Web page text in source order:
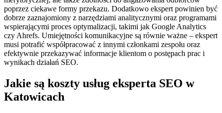
poprzez ciekawe formy przekazu. Dodatkowo ekspert powinien być
dobrze zaznajomiony z narzędziami analitycznymi oraz programami
wspierającymi proces optymalizacji, takimi jak Google Analytics
czy Ahrefs. Umiejętności komunikacyjne są równie ważne – ekspert
musi potrafić współpracować z innymi członkami zespołu oraz
efektywnie przekazywać informacje klientom o postępach prac i
wynikach działań SEO.
Jakie są koszty usług eksperta SEO w
Katowicach